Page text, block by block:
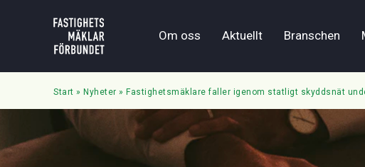
Om oss Aktuellt Branschen
Start » Nyheter » Fastighetsmäklare faller igenom statligt skyddsnät